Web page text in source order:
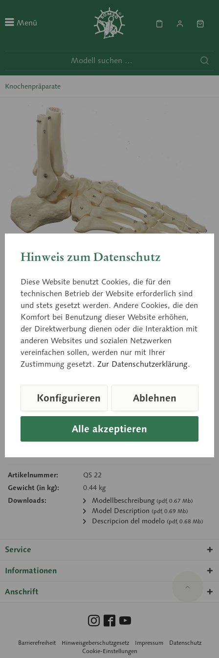
Menü
Knochenpräparate
QS 22
Fuss-Skelett (Drahtmontage)
nach der Natur modelliert, aus SOMSO-Plast®. Mit
Unterschenkelansatz. Starr montiert.
Preis auf Anfrage
Sofort versandfertig, Lieferzeit ca. 1-3 Werktage
In den Anfragekorb
Artikelnummer:
QS 22
Gewicht (in kg):
0.44 kg
Downloads:
Modellbeschreibung (pdf, 0.67 Mb)
Model Description (pdf, 0.69 Mb)
Descripcion del modelo (pdf, 0.68 Mb)
Service
Informationen
Anschrift
Barrierefreiheit Hinweisgeberschutzgesetz Impressum
Datenschutz
Cookie-Einstellungen
Hinweis zum Datenschutz
Diese Website benutzt Cookies, die für den
technischen Betrieb der Website erforderlich sind
und stets gesetzt werden. Andere Cookies, die den
Komfort bei Benutzung dieser Website erhöhen,
der Direktwerbung dienen oder die Interaktion mit
anderen Websites und sozialen Netzwerken
vereinfachen sollen, werden nur mit Ihrer
Zustimmung gesetzt. Zur Datenschutzerklärung.
Alle akzeptieren
Konfigurieren Ablehnen